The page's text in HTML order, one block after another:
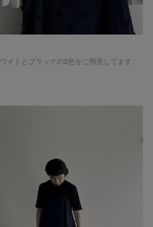
イトとブラックの2色をご用意してます。